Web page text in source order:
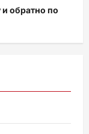
и обратно по